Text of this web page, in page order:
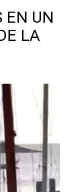
EN UN
LA